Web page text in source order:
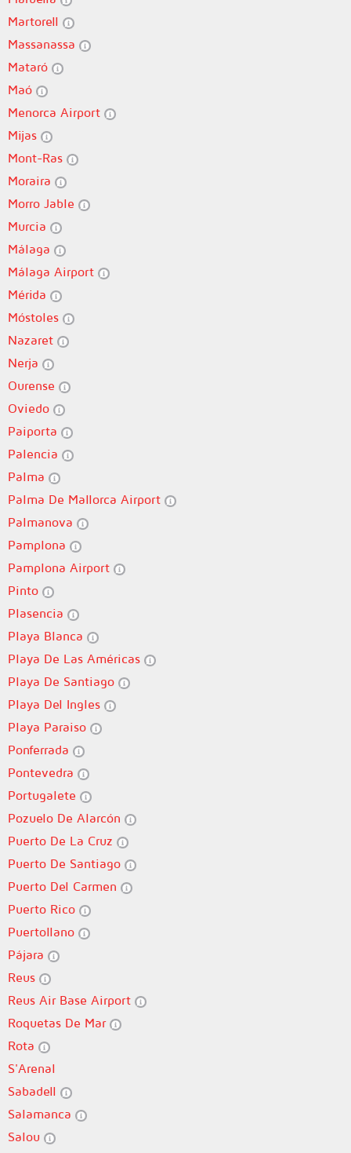
Martorell
Massanassa
Mataró
Maó
Menorca Airport
Mijas
Mont-Ras
Moraira
Morro Jable
Murcia
Málaga
Málaga Airport
Mérida
Móstoles
Nazaret
Nerja
Ourense
Oviedo
Paiporta
Palencia
Palma
Palma De Mallorca Airport
Palmanova
Pamplona
Pamplona Airport
Pinto
Plasencia
Playa Blanca
Playa De Las Américas
Playa De Santiago
Playa Del Ingles
Playa Paraiso
Ponferrada
Pontevedra
Portugalete
Pozuelo De Alarcón
Puerto De La Cruz
Puerto De Santiago
Puerto Del Carmen
Puerto Rico
Puertollano
Pájara
Reus
Reus Air Base Airport
Roquetas De Mar
Rota
S'Arenal
Sabadell
Salamanca
Salou